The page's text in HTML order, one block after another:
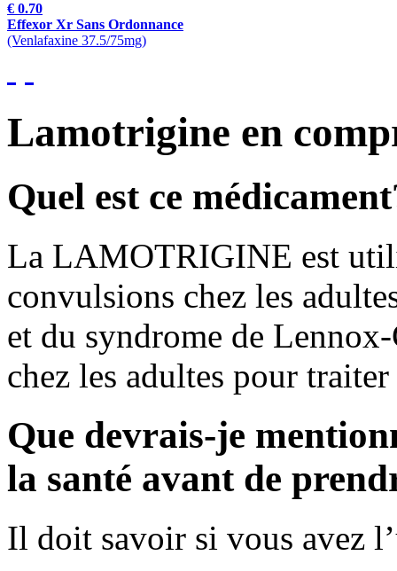
€ 0.70
Effexor Xr Sans Ordonnance
(Venlafaxine 37.5/75mg)
Lamotrigine en
Quel est ce
La LAMOTRIGINE est
convulsions chez les
et du syndrome de
chez les adultes pour
Que devrais-je
la santé avant de
Il doit savoir si vous avez